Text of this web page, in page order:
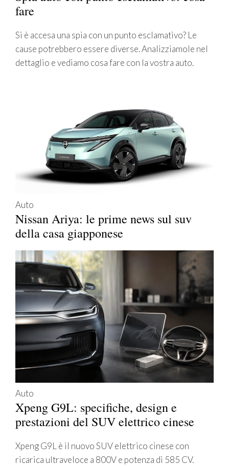
fare
Si è accesa una spia con un punto esclamativo? Le
cause potrebbero essere diverse. Analizziamole nel
dettaglio e vediamo cosa fare con la vostra auto.
Auto
Nissan Ariya: le prime news sul suv
della casa giapponese
Auto
Xpeng G9L: specifiche, design e
prestazioni del SUV elettrico cinese
Xpeng G9L è il nuovo SUV elettrico cinese con
ricarica ultraveloce a 800V e potenza di 585 CV.